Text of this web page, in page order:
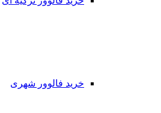
خرید فالوور شهری